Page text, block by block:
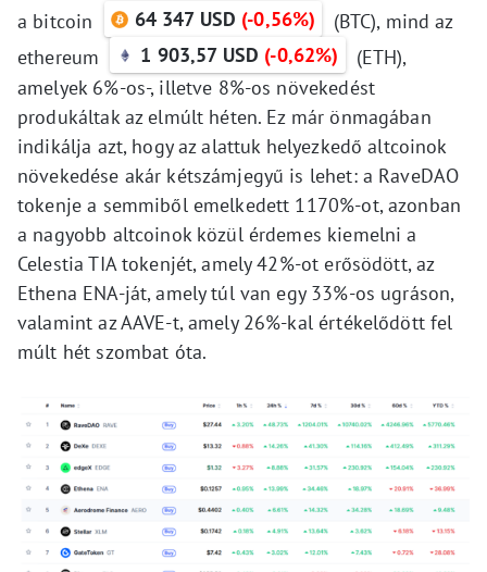
a bitcoin
64 347 USD (-0,56%)
(BTC), mind az
ethereum
1 903,57 USD (-0,62%)
(ETH),
amelyek 6%-os-, illetve 8%-os növekedést
produkáltak az elmúlt héten. Ez már önmagában
indikálja azt, hogy az alattuk helyezkedő altcoinok
növekedése akár kétszámjegyű is lehet: a RaveDAO
tokenje a semmiből emelkedett 1170%-ot, azonban
a nagyobb altcoinok közül érdemes kiemelni a
Celestia TIA tokenjét, amely 42%-ot erősödött, az
Ethena ENA-ját, amely túl van egy 33%-os ugráson,
valamint az AAVE-t, amely 26%-kal értékelődött fel
múlt hét szombat óta.